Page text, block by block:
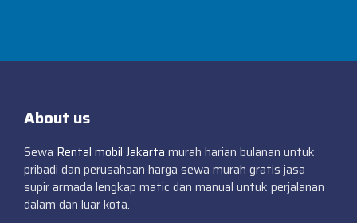
About us
Sewa Rental mobil Jakarta murah harian bulanan untuk
pribadi dan perusahaan harga sewa murah gratis jasa
supir armada lengkap matic dan manual untuk perjalanan
dalam dan luar kota.